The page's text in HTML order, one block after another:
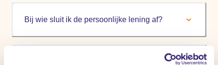
Bij wie sluit ik de persoonlijke lening af?
Wanneer dient de persoonlijke lening uiterlijk